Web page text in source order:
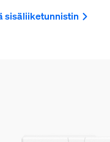
sisäliiketunnistin